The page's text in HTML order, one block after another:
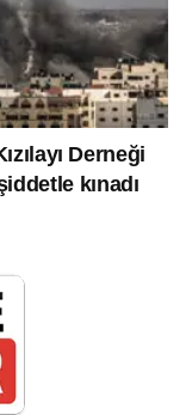
Derneği
kınadı